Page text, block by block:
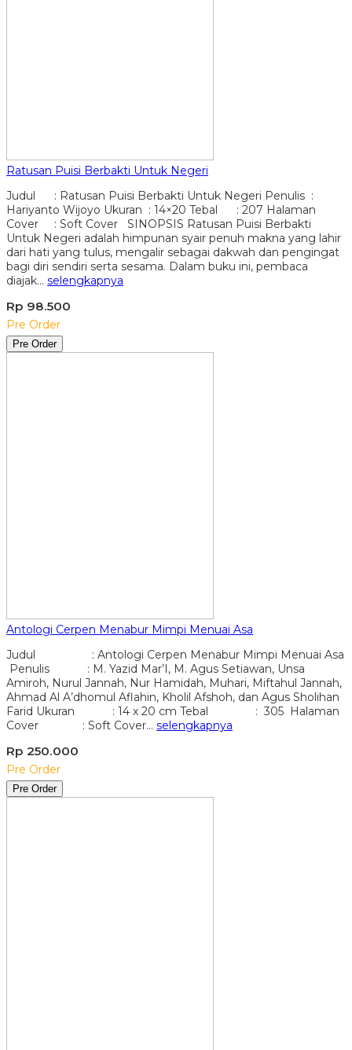
Ratusan Puisi Berbakti Untuk Negeri
Judul : Ratusan Puisi Berbakti Untuk Negeri Penulis :
Hariyanto Wijoyo Ukuran : 14×20 Tebal : 207 Halaman
Cover : Soft Cover SINOPSIS Ratusan Puisi Berbakti
Untuk Negeri adalah himpunan syair penuh makna yang lahir
dari hati yang tulus, mengalir sebagai dakwah dan pengingat
bagi diri sendiri serta sesama. Dalam buku ini, pembaca
diajak… selengkapnya
Rp 98.500
Pre Order
Pre Order
Antologi Cerpen Menabur Mimpi Menuai Asa
Judul : Antologi Cerpen Menabur Mimpi Menuai Asa
Penulis : M. Yazid Mar’I, M. Agus Setiawan, Unsa
Amiroh, Nurul Jannah, Nur Hamidah, Muhari, Miftahul Jannah,
Ahmad Al A’dhomul Aflahin, Kholil Afshoh, dan Agus Sholihan
Farid Ukuran : 14 x 20 cm Tebal : 305 Halaman
Cover : Soft Cover… selengkapnya
Rp 250.000
Pre Order
Pre Order